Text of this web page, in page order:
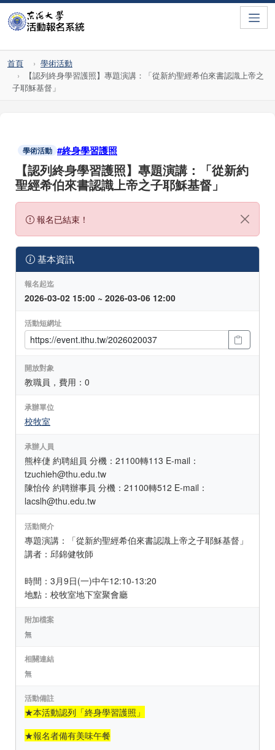
首頁
學術活動
【認列終身學習護照】專題演講：「從新約聖經希伯來書認識上帝之
子耶穌基督」
學術活動 #終身學習護照
【認列終身學習護照】專題演講：「從新約
聖經希伯來書認識上帝之子耶穌基督」
報名已結束！
基本資訊
報名起迄
2026-03-02 15:00 ~ 2026-03-06 12:00
活動短網址
開放對象
教職員，費用：0
承辦單位
校牧室
承辦人員
熊梓倢 約聘組員 分機：21100轉113 E-mail：
tzuchieh@thu.edu.tw
陳怡伶 約聘辦事員 分機：21100轉512 E-mail：
lacslh@thu.edu.tw
活動簡介
專題演講：「從新約聖經希伯來書認識上帝之子耶穌基督」
講者：邱錦健牧師
時間：3月9日(一)中午12:10-13:20
地點：校牧室地下室聚會廳
附加檔案
無
相關連結
無
活動備註
★本活動認列「終身學習護照」
★報名者備有美味午餐